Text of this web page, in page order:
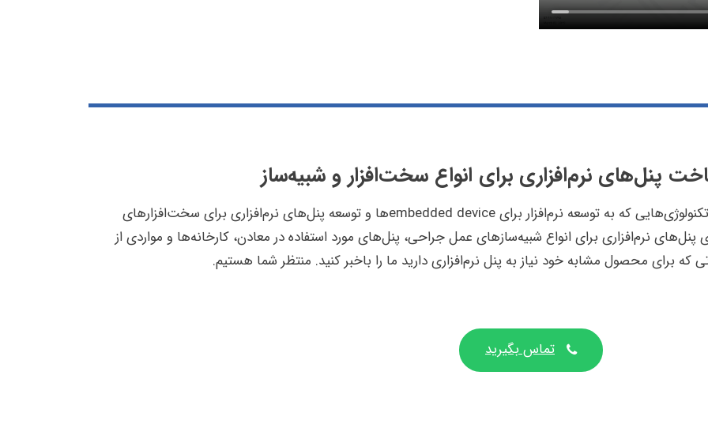
پنل‌های نرم‌افزاری برای انواع سخت‌افزار و شبیه‌ساز
تیم آسمان با توجه به تخصص در استفاده از تکنولوژی‌هایی که به توسعه نرم‌افزار برای embedded deviceها و توسعه پنل‌های نرم‌افزاری برای سخت‌افزارهای
نرم‌افزاری برای انواع شبیه‌سازهای عمل جراحی، پنل‌های مورد استفاده در معادن، کارخانه‌ها و مواردی از
برای محصول مشابه خود نیاز به پنل نرم‌افزاری دارید ما را باخبر کنید. منتظر شما هستیم.
تماس بگیرید